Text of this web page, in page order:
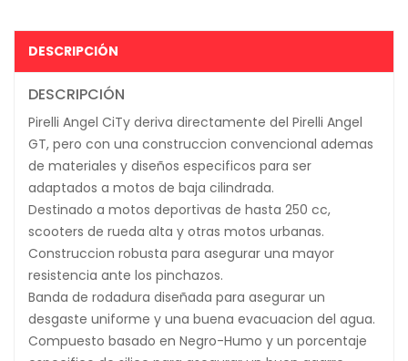
DESCRIPCIÓN
DESCRIPCIÓN
Pirelli Angel CiTy deriva directamente del Pirelli Angel
GT, pero con una construccion convencional ademas
de materiales y diseños especificos para ser
adaptados a motos de baja cilindrada.
Destinado a motos deportivas de hasta 250 cc,
scooters de rueda alta y otras motos urbanas.
Construccion robusta para asegurar una mayor
resistencia ante los pinchazos.
Banda de rodadura diseñada para asegurar un
desgaste uniforme y una buena evacuacion del agua.
Compuesto basado en Negro-Humo y un porcentaje